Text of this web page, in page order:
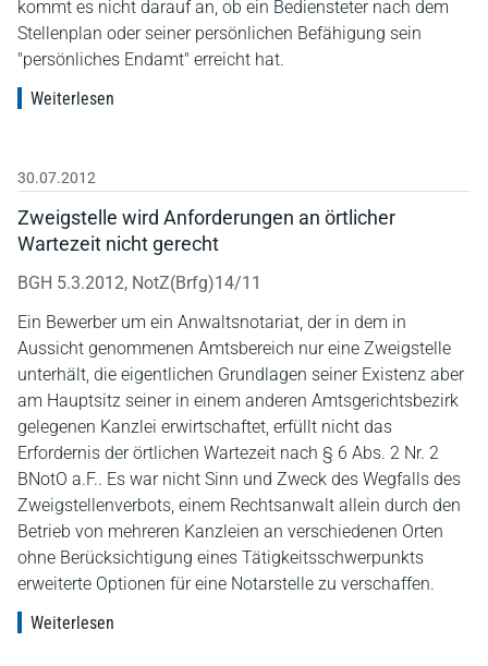
kommt es nicht darauf an, ob ein Bediensteter nach dem
Stellenplan oder seiner persönlichen Befähigung sein
"persönliches Endamt" erreicht hat.
Weiterlesen
30.07.2012
Zweigstelle wird Anforderungen an örtlicher
Wartezeit nicht gerecht
BGH 5.3.2012, NotZ(Brfg)14/11
Ein Bewerber um ein Anwaltsnotariat, der in dem in
Aussicht genommenen Amtsbereich nur eine Zweigstelle
unterhält, die eigentlichen Grundlagen seiner Existenz aber
am Hauptsitz seiner in einem anderen Amtsgerichtsbezirk
gelegenen Kanzlei erwirtschaftet, erfüllt nicht das
Erfordernis der örtlichen Wartezeit nach § 6 Abs. 2 Nr. 2
BNotO a.F.. Es war nicht Sinn und Zweck des Wegfalls des
Zweigstellenverbots, einem Rechtsanwalt allein durch den
Betrieb von mehreren Kanzleien an verschiedenen Orten
ohne Berücksichtigung eines Tätigkeitsschwerpunkts
erweiterte Optionen für eine Notarstelle zu verschaffen.
Weiterlesen